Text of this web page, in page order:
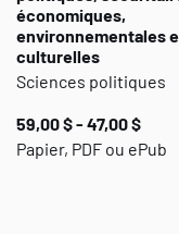
économiques,
environnementales
culturelles
Sciences politiques
59,00 $ - 47,00 $
Papier, PDF ou ePub